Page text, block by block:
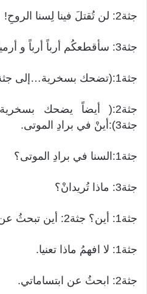
جثة2: لن تُقتلَ فينا لِسنا الروحِ!
جثة3: سأقطعكُم أرباً أرباً و أرميكُما في……..
جثة1:(تضحك بسخرية…إلى جثة2) يرمينا.
جثة3):أينْ في برادِ الموتى.
جثة1:السنا في برادِ الموتى؟
جثة3: ماذا تُريدانْ؟
جثة1: أين؟ جثة2: أين تبحثُ عن أين!
جثة1: لا افهمُ ماذا تعنيا.
جثة2: ابحثُ عن ابتساماتي.